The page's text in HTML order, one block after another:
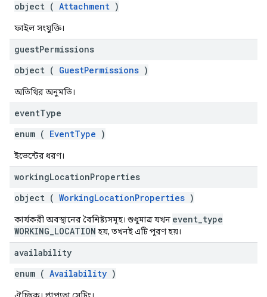
object ( Attachment )
ফাইল সংযুক্তি।
guestPermissions
object ( GuestPermissions )
অতিথির অনুমতি।
eventType
enum ( EventType )
ইভেন্টের ধরণ।
workingLocationProperties
object ( WorkingLocationProperties )
কার্যকরী অবস্থানের বৈশিষ্ট্যসমূহ। শুধুমাত্র যখন event_type
WORKING_LOCATION হয়, তখনই এটি পূরণ হয়।
availability
enum ( Availability )